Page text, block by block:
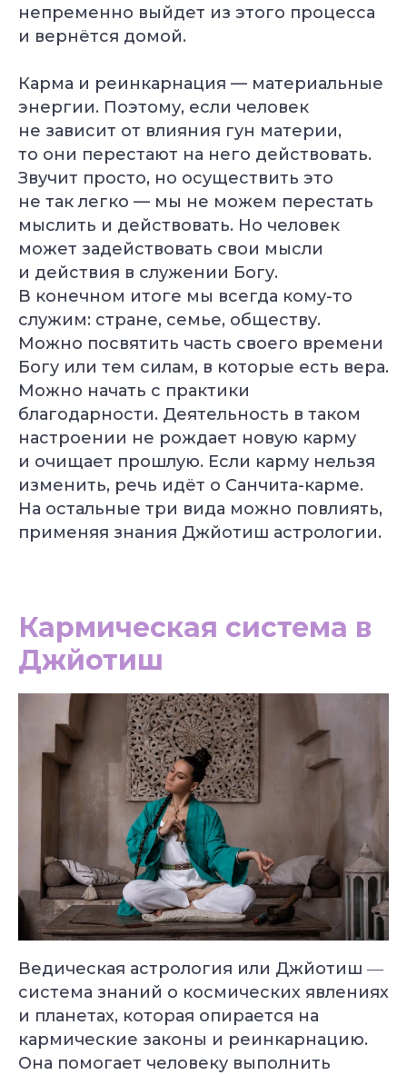
непременно выйдет из этого процесса
и вернётся домой.
Карма и реинкарнация — материальные
энергии. Поэтому, если человек
не зависит от влияния гун материи,
то они перестают на него действовать.
Звучит просто, но осуществить это
не так легко — мы не можем перестать
мыслить и действовать. Но человек
может задействовать свои мысли
и действия в служении Богу.
В конечном итоге мы всегда кому-то
служим: стране, семье, обществу.
Можно посвятить часть своего времени
Богу или тем силам, в которые есть вера.
Можно начать с практики
благодарности. Деятельность в таком
настроении не рождает новую карму
и очищает прошлую. Если карму нельзя
изменить, речь идёт о Санчита-карме.
На остальные три вида можно повлиять,
применяя знания Джйотиш астрологии.
Кармическая система в
Джйотиш
Ведическая астрология или Джйотиш ―
система знаний о космических явлениях
и планетах, которая опирается на
кармические законы и реинкарнацию.
Она помогает человеку выполнить
Александр Лапковский
10+ лет опыта
Обучили более 6 000 студентов
Популярные курсы Академии Йоги
Смотреть все курсы
Йога для
начинающих
Длительность: 8 недель
Подробнее
Преподаватель
Хатха-йоги
Длительность: 9 недель
Подробнее
Йогатерапия
двигательного
аппарата
Длительность: 24-28
Подробнее
Пранаяма:
техники
в практике йоги
Длительность: 4 месяца
Подробнее